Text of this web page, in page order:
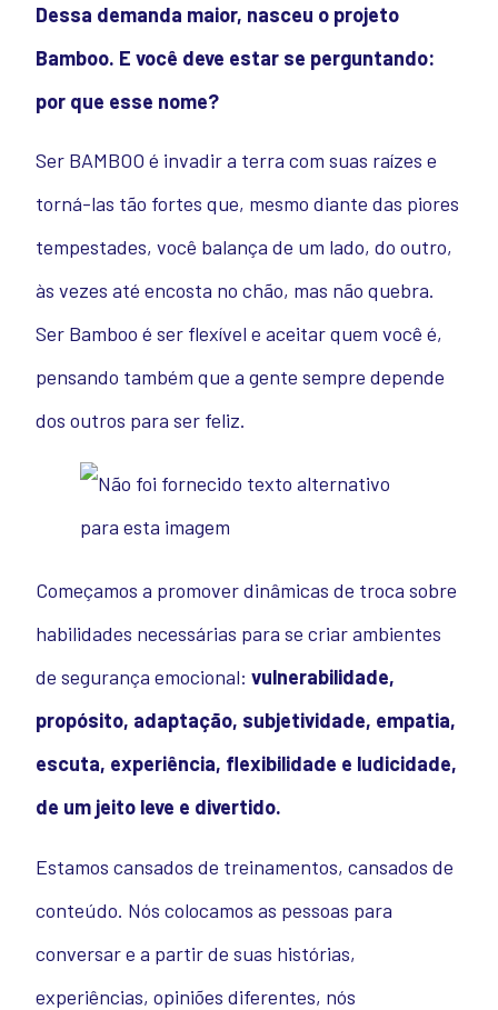
Dessa demanda maior, nasceu o projeto
Bamboo. E você deve estar se perguntando:
por que esse nome?
Ser BAMBOO é invadir a terra com suas raízes e
torná-las tão fortes que, mesmo diante das piores
tempestades, você balança de um lado, do outro,
às vezes até encosta no chão, mas não quebra.
Ser Bamboo é ser flexível e aceitar quem você é,
pensando também que a gente sempre depende
dos outros para ser feliz.
Começamos a promover dinâmicas de troca sobre
habilidades necessárias para se criar ambientes
de segurança emocional: vulnerabilidade,
propósito, adaptação, subjetividade, empatia,
escuta, experiência, flexibilidade e ludicidade,
de um jeito leve e divertido.
Estamos cansados de treinamentos, cansados de
conteúdo. Nós colocamos as pessoas para
conversar e a partir de suas histórias,
experiências, opiniões diferentes, nós